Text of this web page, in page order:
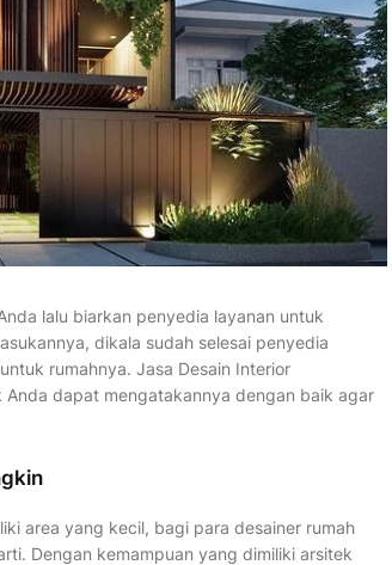
lalu biarkan penyedia layanan untuk
dikala sudah selesai penyedia
rumahnya. Jasa Desain Interior
dapat mengatakannya dengan baik agar
area yang kecil, bagi para desainer rumah
Dengan kemampuan yang dimiliki arsitek